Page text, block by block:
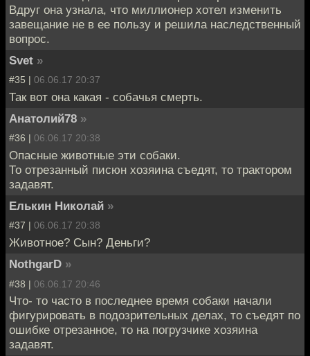
Вдруг она узнала, что миллионер хотел изменить
завещание не в ее пользу и решила наследственный
вопрос.
Svet »
#35 | 06.06.17 20:37
Так вот она какая - собачья смерть.
Анатолий78 »
#36 | 06.06.17 20:38
Опасные животные эти собаки.
То отрезанный писюн хозяина съедят, то трактором
задавят.
Елькин Николай »
#37 | 06.06.17 20:38
Животное? Сын? Деньги?
NothgarD »
#38 | 06.06.17 20:46
Что- то часто в последнее время собаки начали
фигурировать в подозрительных делах, то съедят по
ошибке отрезанное, то на погрузчике хозяина
задавят.